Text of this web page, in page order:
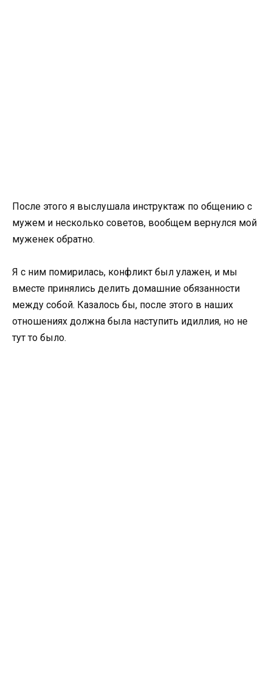
После этого я выслушала инструктаж по общению с
мужем и несколько советов, вообщем вернулся мой
муженек обратно.
Я с ним помирилась, конфликт был улажен, и мы
вместе принялись делить домашние обязанности
между собой. Казалось бы, после этого в наших
отношениях должна была наступить идиллия, но не
тут то было.